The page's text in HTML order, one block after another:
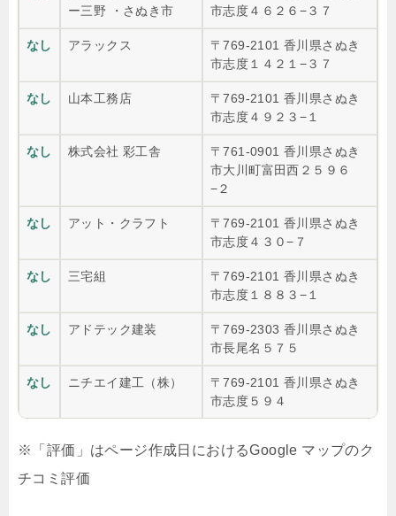
ー三野 ・さぬき市
市志度４６２６−３７
なし アラックス
〒769-2101 香川県さぬき
市志度１４２１−３７
なし 山本工務店
〒769-2101 香川県さぬき
市志度４９２３−１
なし 株式会社 彩工舎
〒761-0901 香川県さぬき
市大川町富田西２５９６
−２
なし アット・クラフト
〒769-2101 香川県さぬき
市志度４３０−７
なし 三宅組
〒769-2101 香川県さぬき
市志度１８８３−１
なし アドテック建装
〒769-2303 香川県さぬき
市長尾名５７５
なし ニチエイ建工（株）
〒769-2101 香川県さぬき
市志度５９４
※「評価」はページ作成日におけるGoogle マップのク
チコミ評価